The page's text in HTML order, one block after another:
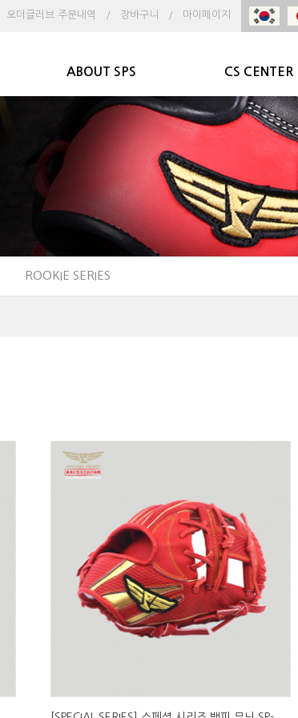
오더글러브 주문내역 / 장바구니 / 마이페이지
ABOUT SPS CS CENTER
ROOKIE SERIES